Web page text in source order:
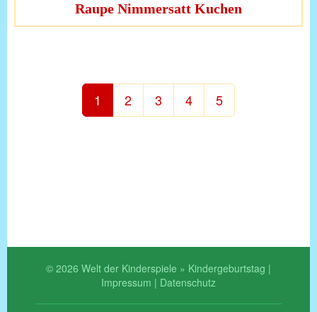
Raupe Nimmersatt Kuchen
1 2 3 4 5
© 2026 Welt der Kinderspiele » Kindergeburtstag |
Impressum | Datenschutz